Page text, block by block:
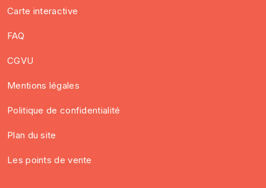
Carte interactive
FAQ
CGVU
Mentions légales
Politique de confidentialité
Plan du site
Les points de vente